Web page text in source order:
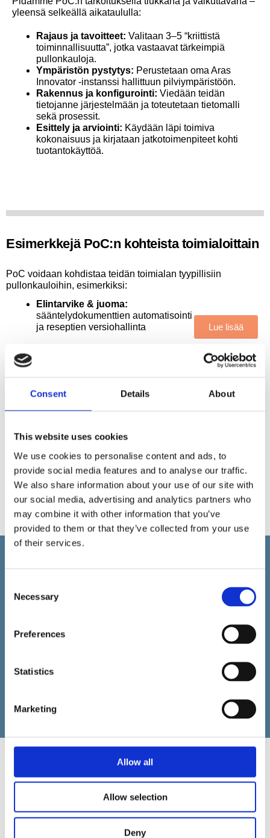
Consent Details About
This website uses cookies
We use cookies to personalise content and ads, to
provide social media features and to analyse our traffic.
We also share information about your use of our site with
our social media, advertising and analytics partners who
may combine it with other information that you’ve
provided to them or that they’ve collected from your use
of their services.
Selection
Necessary
Preferences
Statistics
Marketing
Allow all
Allow selection
Deny
yleensä selkeällä aikataululla:
Rajaus ja tavoitteet: Valitaan 3–5 “kriittistä
toiminnallisuutta”, jotka vastaavat tärkeimpiä
pullonkauloja.
Ympäristön pystytys: Perustetaan oma Aras
Innovator -instanssi hallittuun pilviympäristöön.
Rakennus ja konfigurointi: Viedään teidän
tietojanne järjestelmään ja toteutetaan tietomalli
sekä prosessit.
Esittely ja arviointi: Käydään läpi toimiva
kokonaisuus ja kirjataan jatkotoimenpiteet kohti
tuotantokäyttöä.
Esimerkkejä PoC:n kohteista toimialoittain
PoC voidaan kohdistaa teidän toimialan tyypillisiin
pullonkauloihin, esimerkiksi:
Elintarvike & juoma:
sääntelydokumenttien automatisointi
ja reseptien versiohallinta
Lue lisää
Kaupungit ja infraomaisuus:
omaisuuden seuranta ja huollon
monitasoisen BOM-rakenteen
hallinta ja CAD-integraation
suorituskyky
Lue lisää
Fulvisolin PoC ei ole “kertakäyttöinen prototyyppi”.
Kun PoC rakennetaan parhaiden käytäntöjen ja
tuotantoympäristön perustana. Tämä säästää aikaa
"Arvaamisen sijaan todisteita. POC:n
"kyllä".
Haluatko testata Arasia teidän
vaikeimmalla tapauksella?
Jos pohditte, sopiiko Aras Innovator teidän prosesseihin,